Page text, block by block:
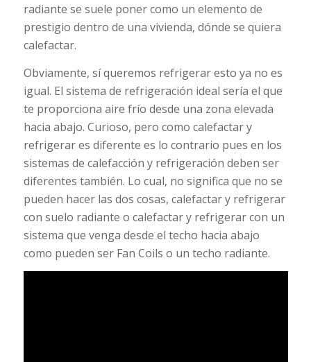
radiante se suele poner como un elemento de
prestigio dentro de una vivienda, dónde se quiera
calefactar.
Obviamente, sí queremos refrigerar esto ya no es
igual. El sistema de refrigeración ideal sería el que
te proporciona aire frío desde una zona elevada
hacia abajo. Curioso, pero como calefactar y
refrigerar es diferente es lo contrario pues en los
sistemas de calefacción y refrigeración deben ser
diferentes también. Lo cual, no significa que no se
pueden hacer las dos cosas, calefactar y refrigerar
con suelo radiante o calefactar y refrigerar con un
sistema que venga desde el techo hacia abajo
como pueden ser Fan Coils o un techo radiante.